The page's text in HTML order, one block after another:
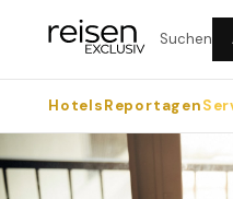
Suchen
HotelsReportagen